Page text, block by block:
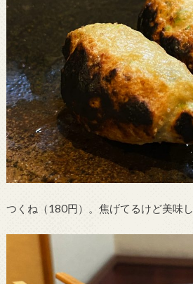
つくね（180円）。焦げてるけど美味